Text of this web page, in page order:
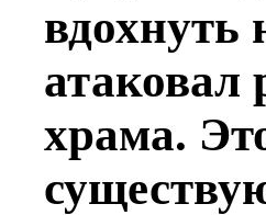
вдохнуть
атаковал
храма.